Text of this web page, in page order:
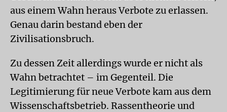
aus einem Wahn heraus Verbote zu erlassen.
Genau darin bestand eben der
Zivilisationsbruch.
Zu dessen Zeit allerdings wurde er nicht als
Wahn betrachtet – im Gegenteil. Die
Legitimierung für neue Verbote kam aus dem
Wissenschaftsbetrieb. Rassentheorie und